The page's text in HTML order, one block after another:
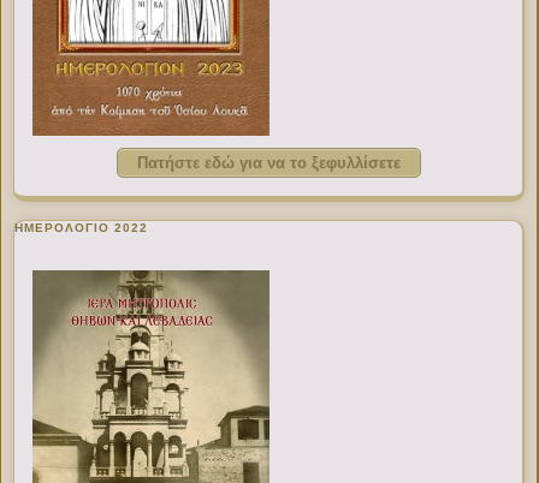
Πατήστε εδώ για να το ξεφυλλίσετε
ΗΜΕΡΟΛΟΓΙΟ 2022